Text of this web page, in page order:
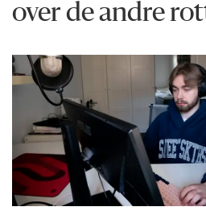
over de andre